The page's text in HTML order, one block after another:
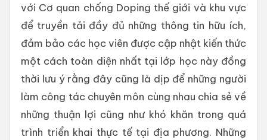
với Cơ quan chống Doping thế giới và khu vực
để truyền tải đầy đủ những thông tin hữu ích,
đảm bảo các học viên được cập nhật kiến thức
một cách toàn diện nhất tại lớp học này đồng
thời lưu ý rằng đây cũng là dịp để những người
làm công tác chuyên môn cùng nhau chia sẻ về
những thuận lợi cũng như khó khăn trong quá
trình triển khai thực tế tại địa phương. Những